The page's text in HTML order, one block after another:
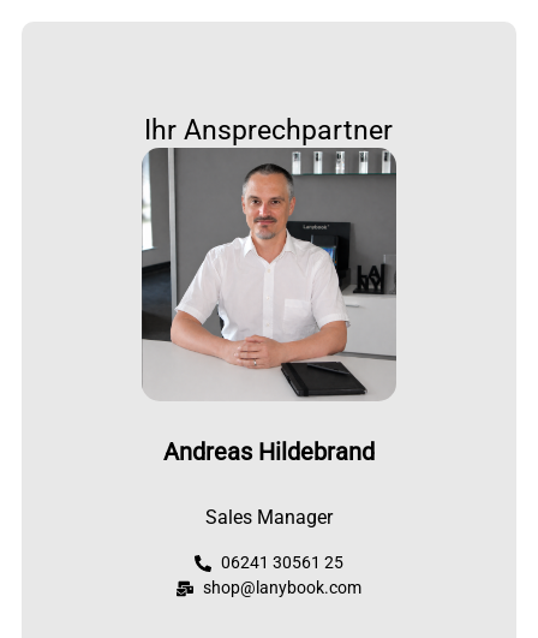
Ihr Ansprechpartner
Andreas Hildebrand
Sales Manager
06241 30561 25
shop@lanybook.com